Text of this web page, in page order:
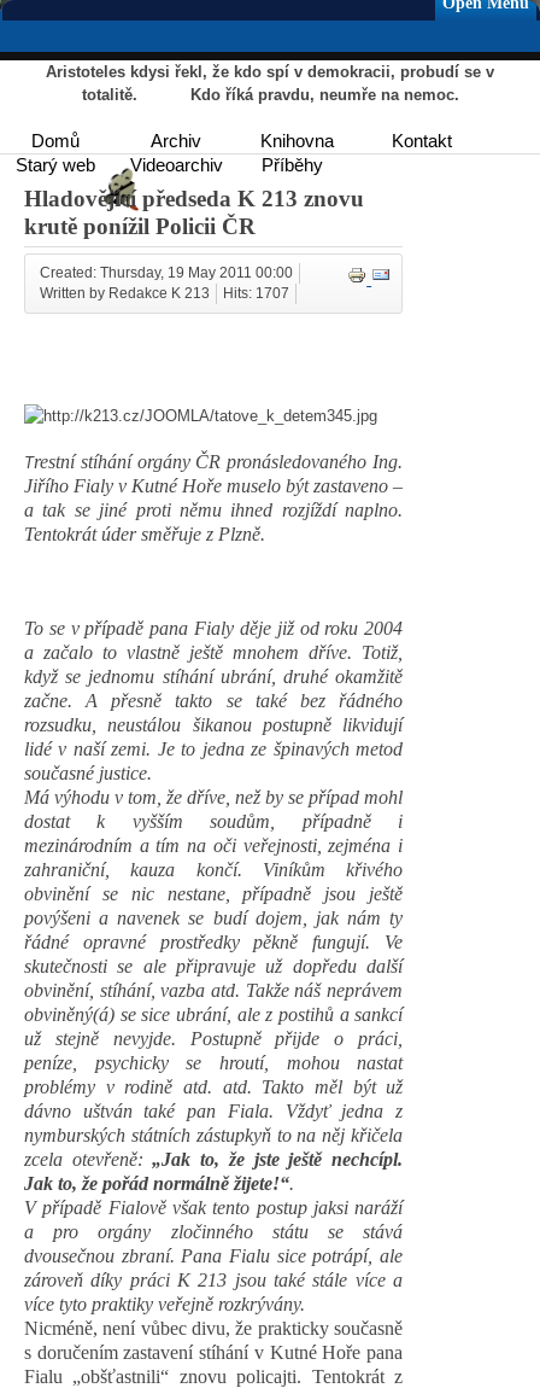
Aristoteles kdysi řekl, že kdo spí v demokracii, probudí se v
totalitě. Kdo říká pravdu, neumře na nemoc.
Domů Archiv Knihovna
Kontakt
Starý web
Videoarchiv Příběhy
Hladovějící předseda K 213 znovu
krutě ponížil Policii ČR
Created: Thursday, 19 May 2011 00:00
Written by Redakce K 213
Hits: 1707
Trestní stíhání orgány ČR pronásledovaného Ing.
Jiřího Fialy v Kutné Hoře muselo být zastaveno –
a tak se jiné proti němu ihned rozjíždí naplno.
Tentokrát úder směřuje z Plzně.
To se v případě pana Fialy děje již od roku 2004
a začalo to vlastně ještě mnohem dříve. Totiž,
když se jednomu stíhání ubrání, druhé okamžitě
začne. A přesně takto se také bez řádného
rozsudku, neustálou šikanou postupně likvidují
lidé v naší zemi. Je to jedna ze špinavých metod
současné justice.
Má výhodu v tom, že dříve, než by se případ mohl
dostat k vyšším soudům, případně i
mezinárodním a tím na oči veřejnosti, zejména i
zahraniční, kauza končí. Viníkům křivého
obvinění se nic nestane, případně jsou ještě
povýšeni a navenek se budí dojem, jak nám ty
řádné opravné prostředky pěkně fungují. Ve
skutečnosti se ale připravuje už dopředu další
obvinění, stíhání, vazba atd. Takže náš neprávem
obviněný(á) se sice ubrání, ale z postihů a sankcí
už stejně nevyjde. Postupně přijde o práci,
peníze, psychicky se hroutí, mohou nastat
problémy v rodině atd. atd. Takto měl být už
dávno uštván také pan Fiala. Vždyť jedna z
nymburských státních zástupkyň to na něj křičela
zcela otevřeně:„Jak to, že jste ještě nechcípl.
Jak to, že pořád normálně žijete!“.
V případě Fialově však tento postup jaksi naráží
a pro orgány zločinného státu se stává
dvousečnou zbraní. Pana Fialu sice potrápí, ale
zároveň díky práci K 213 jsou také stále více a
více tyto praktiky veřejně rozkrývány.
Nicméně, není vůbec divu, že prakticky současně
s doručením zastavení stíhání v Kutné Hoře pana
Fialu „obšťastnili“ znovu policajti. Tentokrát z